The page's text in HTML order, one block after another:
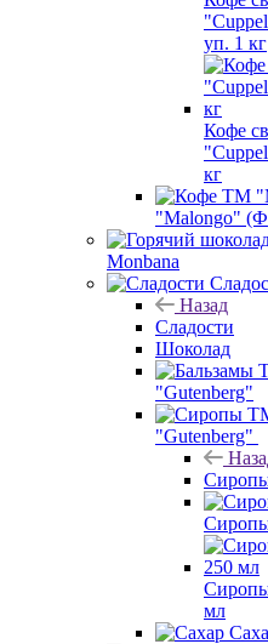
уп. 1 кг
Кофе
кг
"Malongo"
Monbana
Назад
Сладости
Шоколад
"Gutenberg"
"Gutenberg"
мл